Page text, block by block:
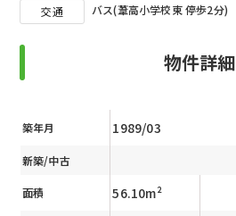
交通 バス(葦高小学校東 停歩2分)
物件詳細
築年月 1989/03
新築/中古
面積 56.10m²